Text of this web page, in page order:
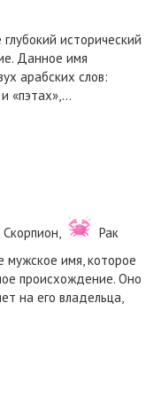
исторический
Данное имя
арабских слов:
«пэтах»,…
Скорпион,
Рак
мужское имя, которое
происхождение. Оно
на его владельца,